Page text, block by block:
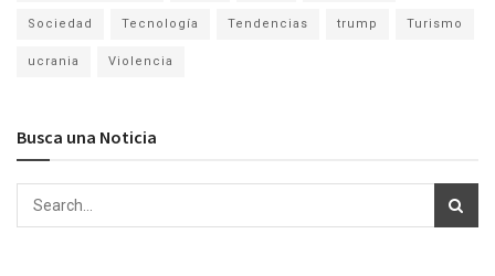
Sociedad Tecnología Tendencias trump Turismo
ucrania Violencia
Busca una Noticia